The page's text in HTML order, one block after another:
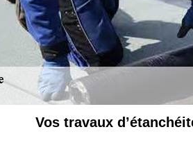
de l’art